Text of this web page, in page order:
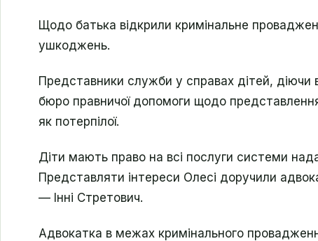
Щодо батька відкрили кримінальне
ушкоджень.
Представники служби у справах дітей, діючи
бюро правничої допомоги щодо
як потерпілої.
Діти мають право на всі послуги системи
Представляти інтереси Олесі доручили
— Інні Стретович.
Адвокатка в межах кримінального